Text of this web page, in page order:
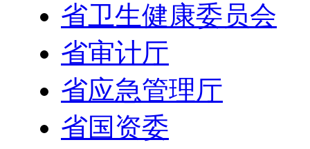
省卫生健康委员会
省审计厅
省应急管理厅
省国资委